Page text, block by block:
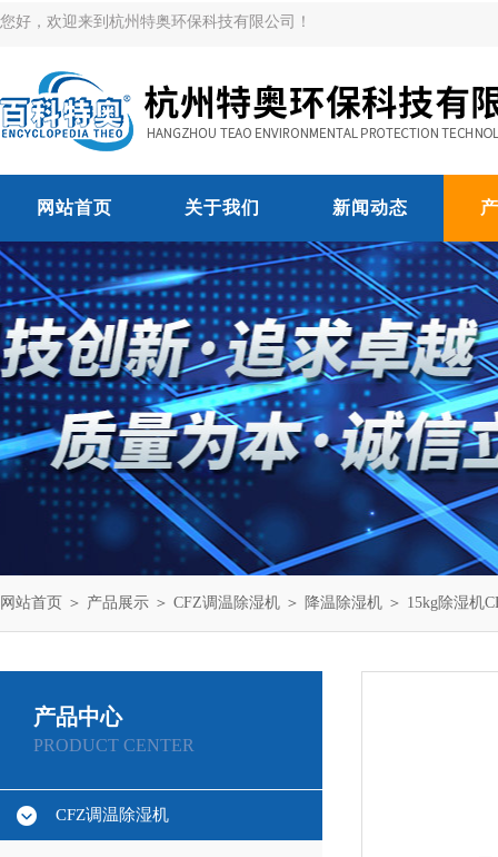
您好，欢迎来到杭州特奥环保科技有限公司！
网站首页 关于我们 新闻动态
网站首页 ＞ 产品展示 ＞ CFZ调温除湿机 ＞ 降温除湿机 ＞ 15kg除湿机
产品中心
PRODUCT CENTER
CFZ调温除湿机